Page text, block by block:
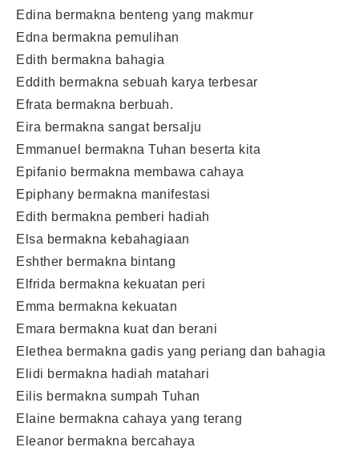
Edina bermakna benteng yang makmur
Edna bermakna pemulihan
Edith bermakna bahagia
Eddith bermakna sebuah karya terbesar
Efrata bermakna berbuah.
Eira bermakna sangat bersalju
Emmanuel bermakna Tuhan beserta kita
Epifanio bermakna membawa cahaya
Epiphany bermakna manifestasi
Edith bermakna pemberi hadiah
Elsa bermakna kebahagiaan
Eshther bermakna bintang
Elfrida bermakna kekuatan peri
Emma bermakna kekuatan
Emara bermakna kuat dan berani
Elethea bermakna gadis yang periang dan bahagia
Elidi bermakna hadiah matahari
Eilis bermakna sumpah Tuhan
Elaine bermakna cahaya yang terang
Eleanor bermakna bercahaya